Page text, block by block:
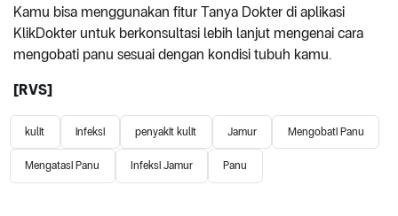
Kamu bisa menggunakan fitur Tanya Dokter di aplikasi
KlikDokter untuk berkonsultasi lebih lanjut mengenai cara
mengobati panu sesuai dengan kondisi tubuh kamu.
[RVS]
kulit infeksi penyakit kulit Jamur Mengobati Panu
Mengatasi Panu Infeksi Jamur Panu